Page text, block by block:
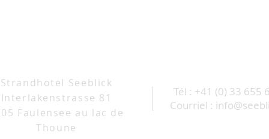
Strandhotel Seeblick
Interlakenstrasse 81
Faulensee au lac de
Thoune
Tél : +41 (0) 33 655
Courriel :